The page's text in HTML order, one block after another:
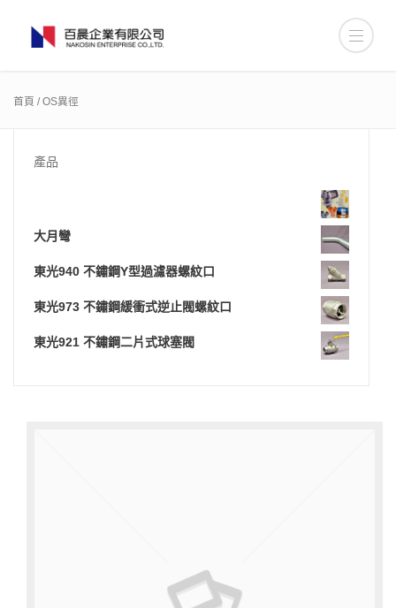
首頁 / OS異徑
產品
大月彎
東光940 不鏽鋼Y型過濾器螺紋口
東光973 不鏽鋼緩衝式逆止閥螺紋口
東光921 不鏽鋼二片式球塞閥